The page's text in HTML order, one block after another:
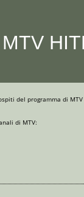
del programma di MTV
di MTV: